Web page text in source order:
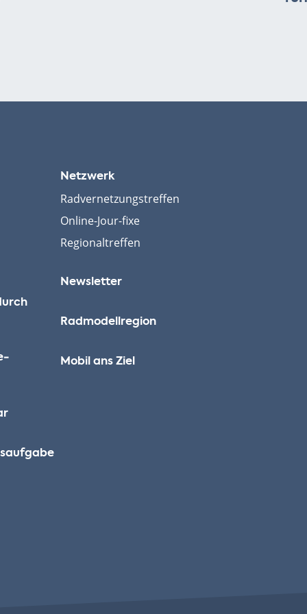
Netzwerk
Radvernetzungstreffen
Online-Jour-fixe
Regionaltreffen
Newsletter
Radmodellregion
Mobil ans Ziel